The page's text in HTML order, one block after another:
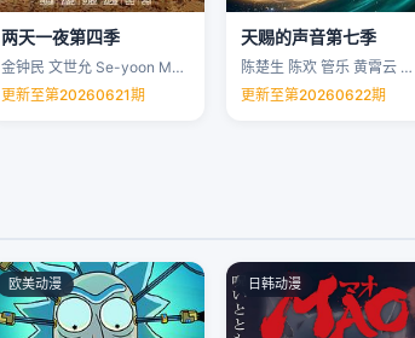
两天一夜第四季
金钟民 文世允 Se-yoon Moon …
更新至第20260621期
天赐的声音第七季
陈楚生 陈欢 管乐 黄霄云 …
更新至第20260622期
欧美动漫 日韩动漫